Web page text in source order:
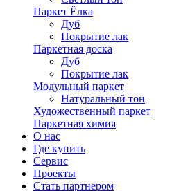
Паркет Ёлка
Дуб
Покрытие лак
Паркетная доска
Дуб
Покрытие лак
Модульный паркет
Натуральный тон
Художественный паркет
Паркетная химия
О нас
Где купить
Сервис
Проекты
Стать партнером